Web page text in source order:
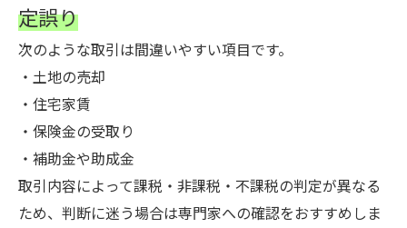
定誤り
次のような取引は間違いやすい項目です。
・土地の売却
・住宅家賃
・保険金の受取り
・補助金や助成金
取引内容によって課税・非課税・不課税の判定が異なる
ため、判断に迷う場合は専門家への確認をおすすめしま